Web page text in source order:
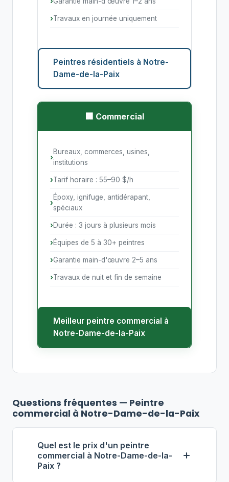
Travaux en journée uniquement
Peintres résidentiels à Notre-
Dame-de-la-Paix
🏢 Commercial
Bureaux, commerces, usines,
institutions
Tarif horaire : 55–90 $/h
Époxy, ignifuge, antidérapant,
spéciaux
Durée : 3 jours à plusieurs mois
Équipes de 5 à 30+ peintres
Garantie main-d'œuvre 2–5 ans
Travaux de nuit et fin de semaine
Meilleur peintre commercial à
Notre-Dame-de-la-Paix
Questions fréquentes — Peintre
commercial à Notre-Dame-de-la-Paix
Quel est le prix d'un peintre
commercial à Notre-Dame-de-la-
Paix ?